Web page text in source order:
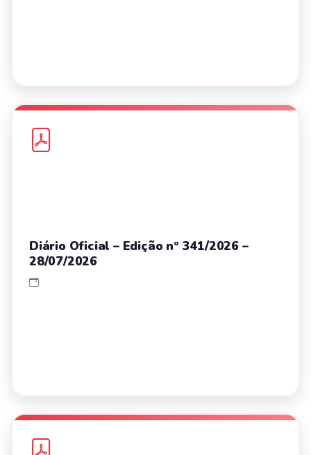
Diário Oficial – Edição nº 341/2026 –
28/07/2026